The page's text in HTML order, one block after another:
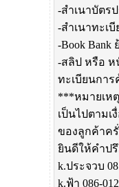
-สำเนาบัตร
-สำเนาทะเ
-Book Bank
-สลิป หรือ ห
ทะเบียนกา
***หมายเห
เป็นไปตามเ
ของลูกค้าค
ยินดีให้คำป
k.ประจวบ
k.ฟ้า 086-